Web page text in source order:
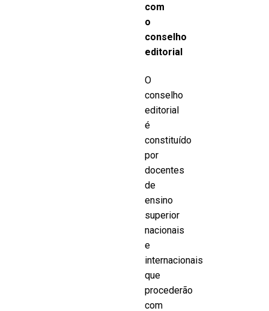
com
o
conselho
editorial
O
conselho
editorial
é
constituído
por
docentes
de
ensino
superior
nacionais
e
internacionais
que
procederão
com